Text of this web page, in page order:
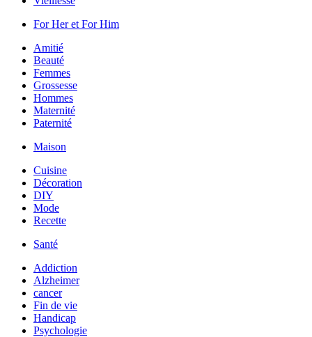
For Her et For Him
Amitié
Beauté
Femmes
Grossesse
Hommes
Maternité
Paternité
Maison
Cuisine
Décoration
DIY
Mode
Recette
Santé
Addiction
Alzheimer
cancer
Fin de vie
Handicap
Psychologie